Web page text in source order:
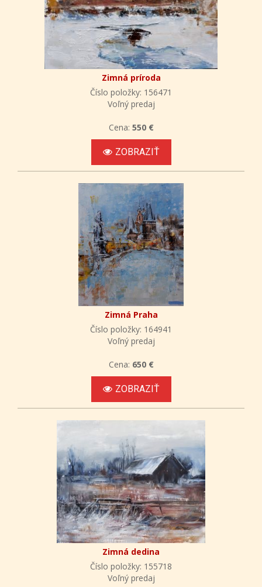
Zimná príroda
Číslo položky: 156471
Voľný predaj
Cena: 550 €
ZOBRAZIŤ
Zimná Praha
Číslo položky: 164941
Voľný predaj
Cena: 650 €
ZOBRAZIŤ
Zimná dedina
Číslo položky: 155718
Voľný predaj